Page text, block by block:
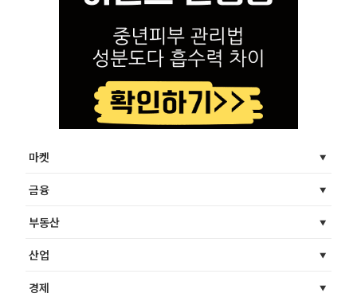
마켓
금융
부동산
산업
경제